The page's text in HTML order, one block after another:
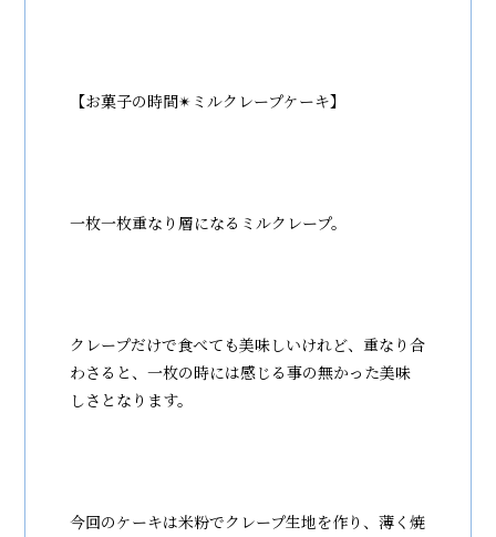
【お菓子の時間✴︎ミルクレープケーキ】
一枚一枚重なり層になるミルクレープ。
クレープだけで食べても美味しいけれど、重なり合
わさると、一枚の時には感じる事の無かった美味
しさとなります。
今回のケーキは米粉でクレープ生地を作り、薄く焼